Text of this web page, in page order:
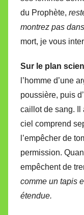
du Prophète,
montrez pas
mort, je vous
Sur le plan
l’homme d’une
poussière, puis
caillot de sang. Il
ciel comprend
l’empêcher de
permission.
empêchent de
comme un tapis
étendue.